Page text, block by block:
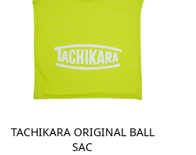
TACHIKARA ORIGINAL BALL
SAC